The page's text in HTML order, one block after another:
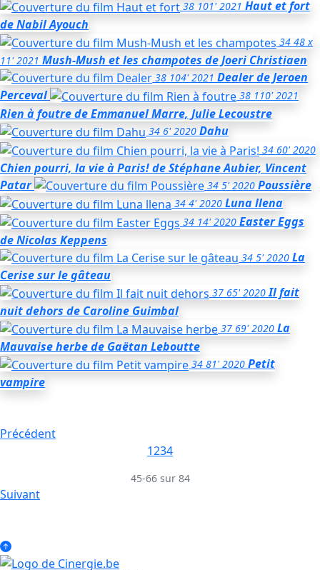
38 101' 2021 Haut et fort
de Nabil Ayouch
34 48 x
11' 2021 Mush-Mush et les champotes de Joeri Christiaen
38 104' 2021 Dealerde Jeroen
Perceval
38 110' 2021
Rien à foutrede Emmanuel Marre, Julie Lecoustre
34 6' 2020 Dahu
34 60' 2020
Chien pourri, la vie à Paris!de Stéphane Aubier, Vincent
Patar
34 5' 2020 Poussière
34 4' 2020 Luna llena
34 14' 2020 Easter Eggs
de Nicolas Keppens
34 5' 2020 La
Cerise sur le gâteau
37 65' 2020 Il fait
nuit dehors de Caroline Guimbal
37 69' 2020 La
Mauvaise herbede Gaëtan Leboutte
34 81' 2020 Petit
vampire
Précédent
1234
45-66 sur 84
Suivant